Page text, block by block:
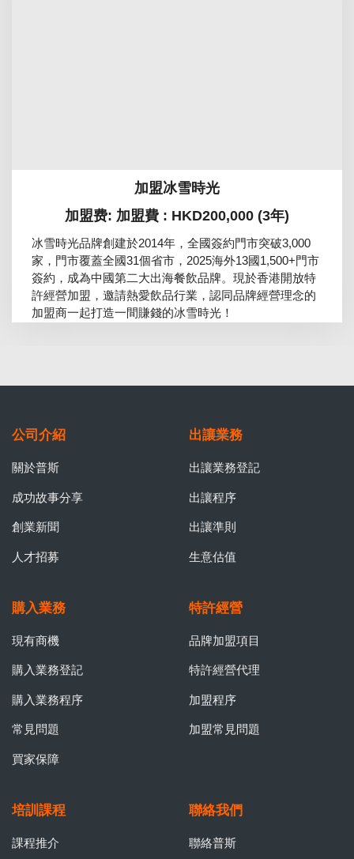
加盟冰雪時光
加盟费: 加盟費 : HKD200,000 (3年)
冰雪時光品牌創建於2014年，全國簽約門市突破3,000
家，門市覆蓋全國31個省市，2025海外13國1,500+門市
簽約，成為中國第二大出海餐飲品牌。現於香港開放特
許經營加盟，邀請熱愛飲品行業，認同品牌經營理念的
加盟商一起打造一間賺錢的冰雪時光！
公司介紹
關於普斯
成功故事分享
創業新聞
人才招募
出讓業務
出讓業務登記
出讓程序
出讓準則
生意估值
購入業務
現有商機
購入業務登記
購入業務程序
常見問題
買家保障
特許經營
品牌加盟項目
特許經營代理
加盟程序
加盟常見問題
培訓課程
課程推介
聯絡我們
聯絡普斯